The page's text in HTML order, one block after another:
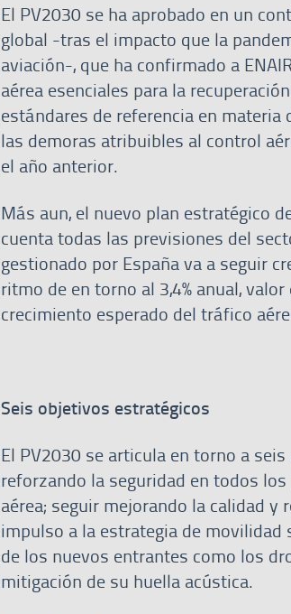
El PV2030 se ha aprobado en un
global -tras el impacto que la
aviación-, que ha confirmado a
aérea esenciales para la
estándares de referencia en
las demoras atribuibles al control
el año anterior.
Más aun, el nuevo plan estratégico
cuenta todas las previsiones del
gestionado por España va a seguir
ritmo de en torno al 3,4% anual,
crecimiento esperado del tráfico
Seis objetivos estratégicos
El PV2030 se articula en torno a
reforzando la seguridad en todos
aérea; seguir mejorando la calidad
impulso a la estrategia de
de los nuevos entrantes como los
mitigación de su huella acústica.